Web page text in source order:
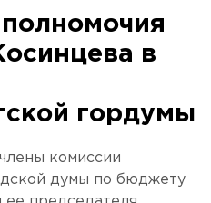
в
гордумы
комиссии
думы по бюджету